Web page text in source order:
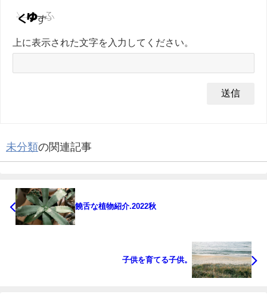
上に表示された文字を入力してください。
未分類の関連記事
饒舌な植物紹介.2022秋
子供を育てる子供。